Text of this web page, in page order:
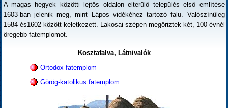
A magas hegyek közötti lejtős oldalon elterülő település első említése
1603-ban jelenik meg, mint Lápos vidékéhez tartozó falu. Valószínűleg
1584 és1602 között keletkezett. Lakosai szépen megőriztek két, 100 évnél
öregebb fatemplomot.
Kosztafalva, Látnivalók
Ortodox fatemplom
Görög-katolikus fatemplom